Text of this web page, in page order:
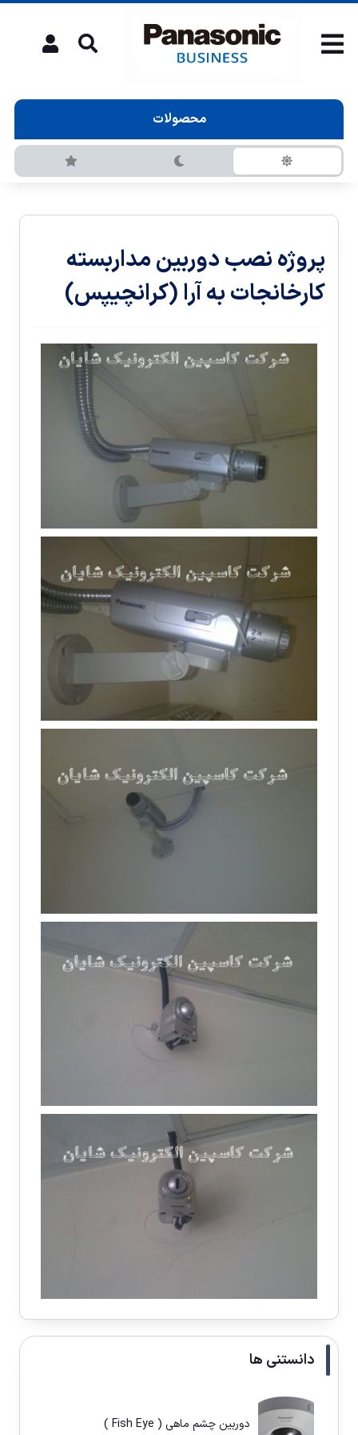
محصولات
پروژه نصب دوربين مداربسته
کارخانجات به آرا (کرانچیپس)
دانستنی ها
دوربین چشم ماهی ( Fish Eye )